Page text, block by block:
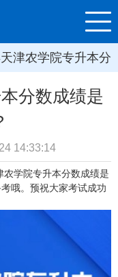
津农学院专升本分
分数成绩是
14:33:14
学院专升本分数成绩是
哦。预祝大家考试成功